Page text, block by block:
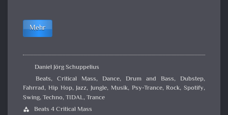
Mehr
Daniel Jörg Schuppelius
Beats, Critical Mass, Dance, Drum and Bass, Dubstep,
Fahrrad, Hip Hop,Jazz, Jungle, Musik, Psy-Trance,Rock, Spotify,
Swing,Techno,TIDAL,Trance
category Beats 4 Critical Mass